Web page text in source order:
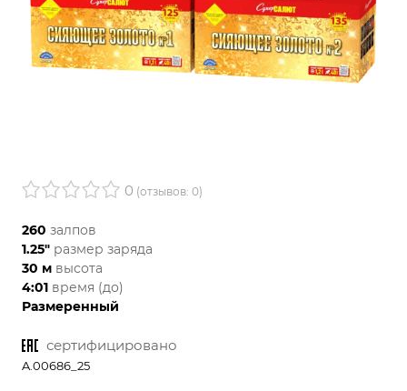
0 (отзывов: 0)
260 залпов
1.25" размер заряда
30 м высота
4:01 время (до)
Размеренный
сертифицировано
A.00686_25